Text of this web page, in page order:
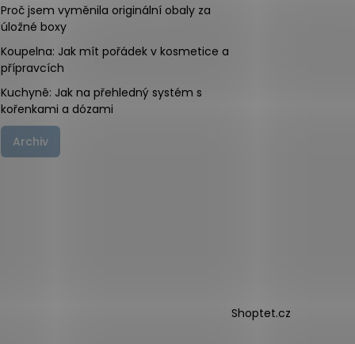
Proč jsem vyměnila originální obaly za
úložné boxy
Koupelna: Jak mít pořádek v kosmetice a
přípravcích
Kuchyně: Jak na přehledný systém s
kořenkami a dózami
Archiv
Shoptet.cz